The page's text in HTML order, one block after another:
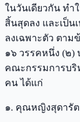
ในวันเดียวกัน ทํา
สิ้นสุดลง และเป็น
ลงเฉพาะตัว ตาม
๑๖ วรรคหนึ่ง (๒)
คณะกรรมการบริ
คน ได้แก่
๑. คุณหญิงสุดารัต